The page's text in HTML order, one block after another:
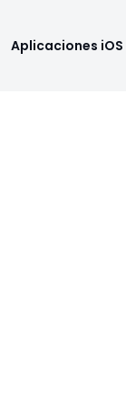
Aplicaciones iOS